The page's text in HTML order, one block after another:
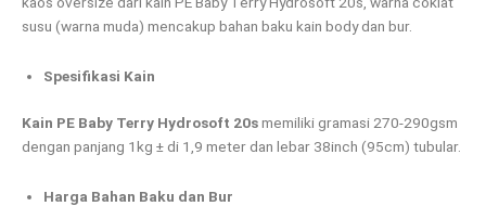
susu (warna muda) mencakup bahan baku kain body dan bur.
Spesifikasi Kain
Kain PE Baby Terry Hydrosoft 20smemiliki gramasi 270-290gsm
dengan panjang 1kg ± di 1,9 meter dan lebar 38inch (95cm) tubular.
Harga Bahan Baku dan Bur